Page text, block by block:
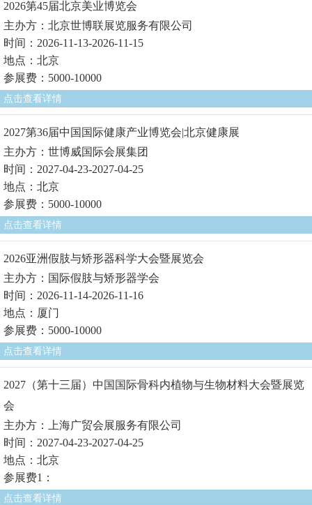
2026第45届北京美业博览会
主办方：北京世博联展览服务有限公司
时间：2026-11-13-2026-11-15
地点：北京
参展费：5000-10000
点击查看详情
2027第36届中国国际健康产业博览会|北京健康展
主办方：世博威国际会展集团
时间：2027-04-23-2027-04-25
地点：北京
参展费：5000-10000
点击查看详情
2026亚洲假肢与矫形器科学大会暨展览会
主办方：国际假肢与矫形器学会
时间：2026-11-14-2026-11-16
地点：厦门
参展费：5000-10000
点击查看详情
2027（第十三届）中国国际骨科内植物与生物材料大会暨展览
会
主办方：上海广贸会展服务有限公司
时间：2027-04-23-2027-04-25
地点：北京
参展费1：
点击查看详情